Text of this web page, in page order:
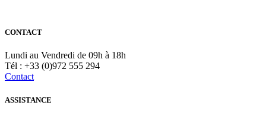
CONTACT
Lundi au Vendredi de 09h à 18h
Tél : +33 (0)972 555 294
Contact
ASSISTANCE